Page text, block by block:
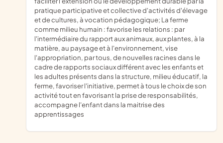
pratique participative et collective d'activités d'élevage
et de cultures, à vocation pédagogique; La ferme
comme milieu humain : favorise les relations : par
l'intermédiaire du rapport aux animaux, aux plantes, à la
matière, au paysage et à l'environnement, vise
l'appropriation, par tous, de nouvelles racines dans le
cadre de rapports sociaux différent avec les enfants et
les adultes présents dans la structure, milieu éducatif, la
ferme, favoriser l'initiative, permet à tous le choix de son
activité tout en favorisant la prise de responsabilités,
accompagne l'enfant dans la maitrise des
apprentissages